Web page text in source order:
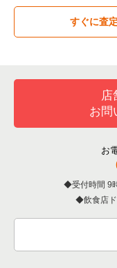
居酒屋・ダイニング
洋食の居抜き売却物
その他の居抜き売却
吹田市の飲食店の居
大阪市東住吉区の飲
門真市の飲食店の居
大阪市天王寺区の飲
高石市の飲食店の居
大阪府のお弁当・惣
大阪府のバーの居抜
大阪府の居酒屋・ダ
大阪府の和食の居抜
大阪府の洋食の居抜
大阪府のその他の居
東大阪市の和食の居
東大阪市のその他の
すぐに査
店
お問
お
受付時間 9
飲食店